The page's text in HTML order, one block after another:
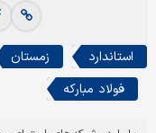
استاندارد زمستان
فولاد مبارکه